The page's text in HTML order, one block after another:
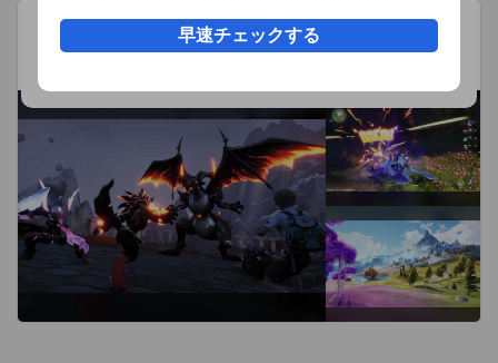
アニモ 広告
早速チェックする